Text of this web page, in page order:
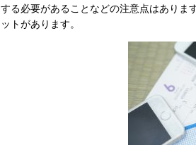
する必要があることなどの注意点はありま
ットがあります。